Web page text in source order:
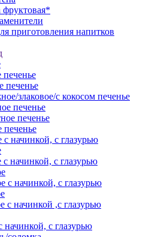
фруктовая*
приготовления напитков
печенье
печенье
злаковое/с кокосом печенье
печенье
печенье
печенье
с начинкой, с глазурью
начинкой, с глазурью
с начинкой, с глазурью
с начинкой ,с глазурью
начинкой, с глазурью